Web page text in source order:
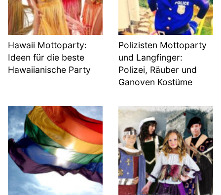
Hawaii Mottoparty:
Ideen für die beste
Hawaiianische Party
Polizisten Mottoparty
und Langfinger:
Polizei, Räuber und
Ganoven Kostüme